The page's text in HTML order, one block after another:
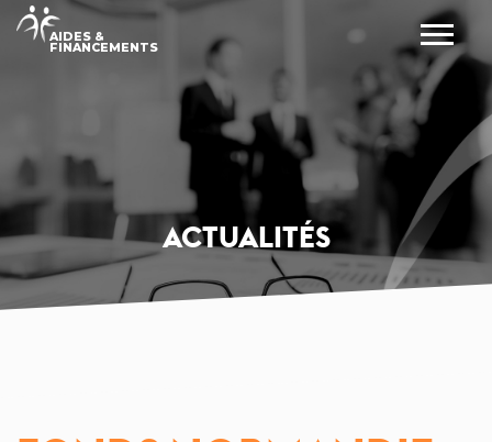
AIDES &
FINANCEMENTS
ACTUALITÉS